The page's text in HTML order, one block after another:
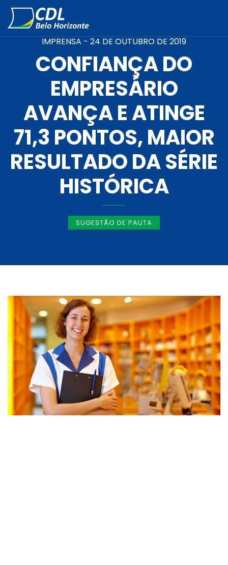
IMPRENSA - 24 DE OUTUBRO DE 2019
CONFIANÇA DO
EMPRESÁRIO
AVANÇA E ATINGE
71,3 PONTOS, MAIOR
RESULTADO DA SÉRIE
HISTÓRICA
SUGESTÃO DE PAUTA